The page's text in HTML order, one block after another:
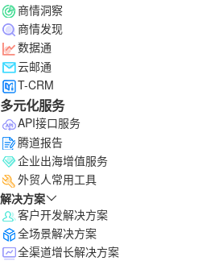
商情洞察
商情发现
数据通
云邮通
T-CRM
多元化服务
API接口服务
腾道报告
企业出海增值服务
外贸人常用工具
解决方案
客户开发解决方案
全场景解决方案
全渠道增长解决方案